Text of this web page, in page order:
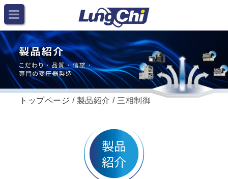
トップページ / 製品紹介 / 三相制御